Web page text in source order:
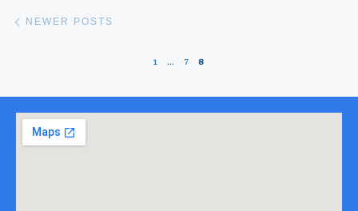
Posts navigation
NEWER POSTS
1 … 7 8